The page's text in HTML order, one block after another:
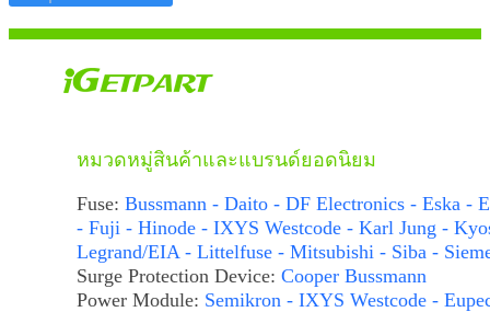
หมวดหมู่สินค้าและแบรนด์ยอดนิยม
Fuse: Bussmann - Daito - DF Electronics - Eska -
- Fuji - Hinode - IXYS Westcode - Karl Jung -
Legrand/EIA - Littelfuse - Mitsubishi - Siba -
Surge Protection Device: Cooper Bussmann
Power Module: Semikron - IXYS Westcode -